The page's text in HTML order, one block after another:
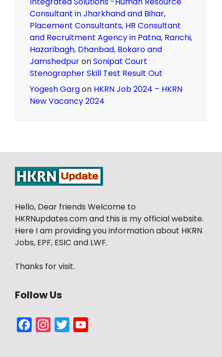
Consultant in Jharkhand and Bihar,
Placement Consultants, HR Consultant
and Recruitment Agency in Patna, Ranchi,
Hazaribagh, Dhanbad, Bokaro and
JamshedpuronSonipat Court
Stenographer Skill Test Result Out
Yogesh Gargon HKRN Job 2024 – HKRN
New Vacancy 2024
Hello, Dear friends Welcome to
HKRNupdates.com and this is my official website.
Here I am providing you information about HKRN
Jobs, EPF, ESIC and LWF.
Thanks for visit.
Follow Us
FacebookInstagram
Twitter